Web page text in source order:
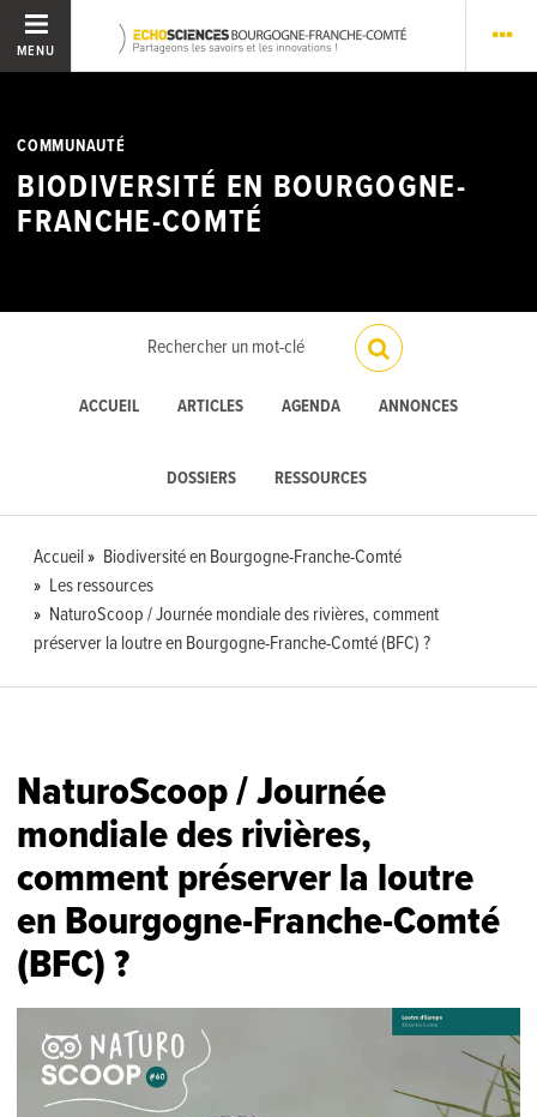
MENU
COMMUNAUTÉ
BIODIVERSITÉ EN BOURGOGNE-
FRANCHE-COMTÉ
ACCUEIL ARTICLES AGENDA ANNONCES
DOSSIERS RESSOURCES
Accueil
Biodiversité en Bourgogne-Franche-Comté
Les ressources
NaturoScoop / Journée mondiale des rivières, comment
préserver la loutre en Bourgogne-Franche-Comté (BFC) ?
NaturoScoop / Journée
mondiale des rivières,
comment préserver la loutre
en Bourgogne-Franche-Comté
(BFC) ?